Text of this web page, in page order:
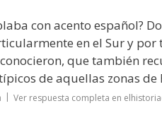
con acento español?
en el Sur y
que también
de aquellas zonas de
Ver respuesta completa en